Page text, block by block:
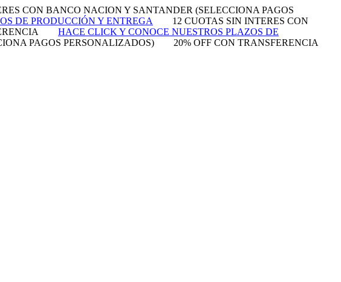
CON BANCO NACION Y SANTANDER (SELECCIONA PAGOS
DE PRODUCCIÓN Y ENTREGA
12 CUOTAS SIN INTERES CON
HACE CLICK Y CONOCE NUESTROS PLAZOS DE
PAGOS PERSONALIZADOS) 20% OFF CON TRANSFERENCIA